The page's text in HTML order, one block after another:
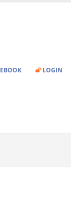
EBOOK LOGIN